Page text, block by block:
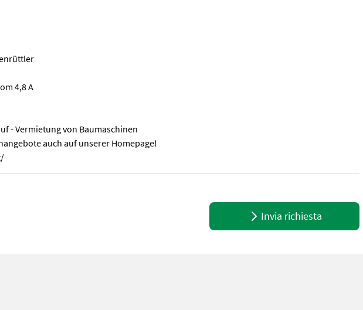
4,8 A
- Vermietung von Baumaschinen
auch auf unserer Homepage!
Nennspannung 220 - 240 V, Nennstrom 4,8 A Referenznummer: 19593
Invia richiesta